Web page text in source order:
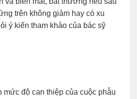
trên không giảm hay có xu
ý kiến tham khảo của bác sỹ
mức độ can thiệp của cuộc phẫu